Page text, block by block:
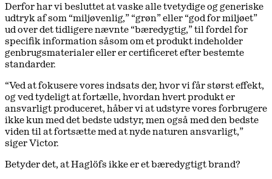
Derfor har vi besluttet at vaske alle tvetydige og generiske
udtryk af som “miljøvenlig,” “grøn” eller “god for miljøet”
ud over det tidligere nævnte “bæredygtig,” til fordel for
specifik information såsom om et produkt indeholder
genbrugsmaterialer eller er certificeret efter bestemte
standarder.
“Ved at fokusere vores indsats der, hvor vi får størst effekt,
og ved tydeligt at fortælle, hvordan hvert produkt er
ansvarligt produceret, håber vi at udstyre vores forbrugere
ikke kun med det bedste udstyr, men også med den bedste
viden til at fortsætte med at nyde naturen ansvarligt,”
siger Victor.
Betyder det, at Haglöfs ikke er et bæredygtigt brand?